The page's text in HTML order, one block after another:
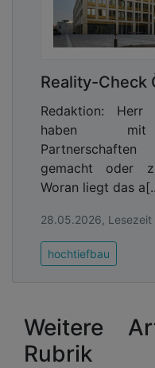
Reality-Check
Redaktion: Herr
haben mit
gemacht oder
Woran liegt das
28.05.2026, Lesezeit
hochtiefbau
Weitere
Rubrik